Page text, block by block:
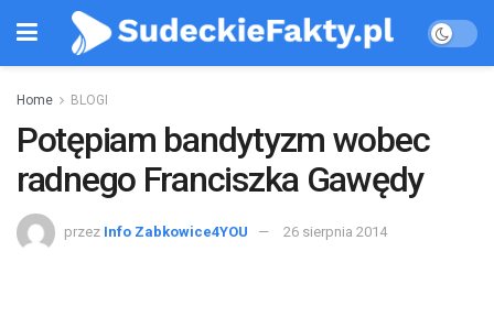
Home BLOGI
Potępiam bandytyzm wobec
radnego Franciszka Gawędy
przez Info Zabkowice4YOU 26 sierpnia 2014